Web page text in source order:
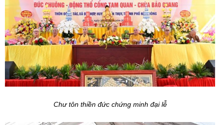
Chư tôn thiền đức chứng minh đại lễ